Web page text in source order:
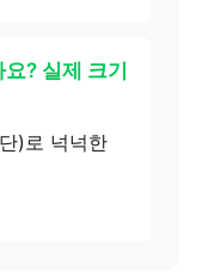
? 실제 크기
)로 넉넉한